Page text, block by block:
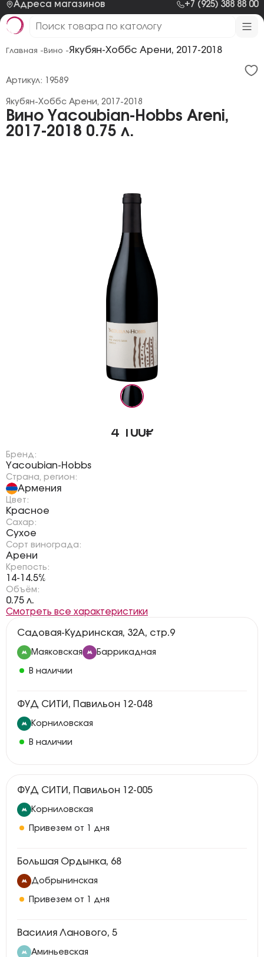
Адреса магазинов +7 (925) 388 88 00
Главная - Вино -Якубян-Хоббс Арени, 2017-2018
Вино Yacoubian-Hobbs Areni,
2017-2018 0.75 л.
Якубян-Хоббс Арени, 2017-2018
Артикул: 19589
4 100₽
Бренд:
Yacoubian-Hobbs
Страна, регион:
Армения
Цвет:
Красное
Сахар:
Сухое
Сорт винограда:
Арени
Крепость:
14-14.5%
Объём:
0.75 л.
Смотреть все характеристики
Садовая-Кудринская, 32А, стр.9
Маяковская Баррикадная
В наличии
ФУД СИТИ, Павильон 12-048
Корниловская
В наличии
ФУД СИТИ, Павильон 12-005
Корниловская
Привезем от 1 дня
Большая Ордынка, 68
Добрынинская
Привезем от 1 дня
Василия Ланового, 5
Аминьевская